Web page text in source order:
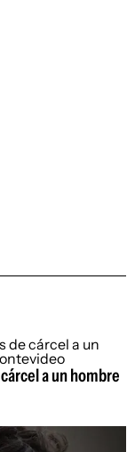
a un hombre